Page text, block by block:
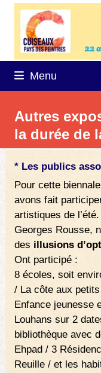
Skip
content
Menu
Autres
la durée de
* Les publics
Pour cette
avons fait
artistiques de
Georges Rousse,
des illusions
Ont participé :
8 écoles, soit
/ La côte aux
Enfance jeunesse
Louhans sur 2
bibliothèque avec
Ehpad / 3
Reuille / et les